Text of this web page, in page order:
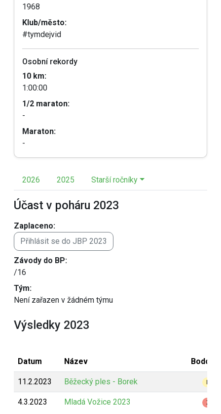
1968
Klub/město:
#tymdejvid
Osobní rekordy
10 km:
1:00:00
1/2 maraton:
-
Maraton:
-
2026 2025 Starší ročníky
Účast v poháru 2023
Zaplaceno:
Přihlásit se do JBP 2023
Závody do BP:
/16
Tým:
Není zařazen v žádném týmu
Výsledky 2023
Datum Název
11.2.2023 Běžecký ples - Borek
4.3.2023 Mladá Vožice 2023 Z